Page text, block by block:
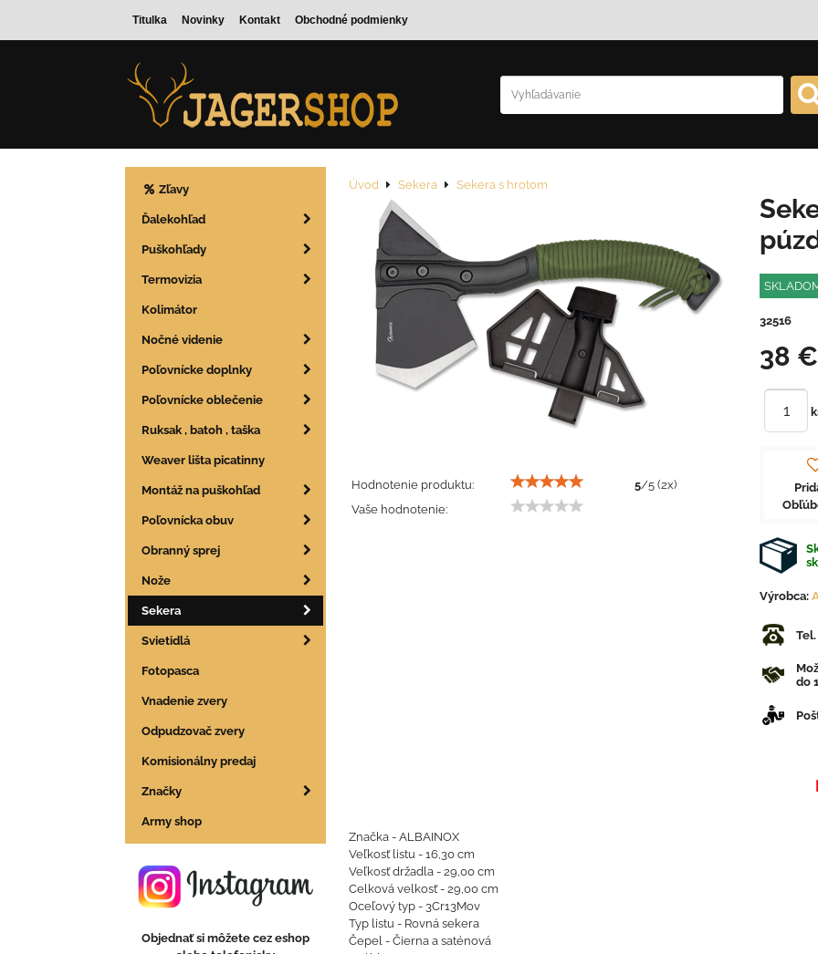
Titulka Novinky Kontakt Obchodné podmienky
Úvod Sekera Sekera s hrotom
Hodnotenie produktu: 5/5 (2x)
Vaše hodnotenie:
32516
38 €
Výrobca:
do
Značka - ALBAINOX
Veľkosť listu - 16,30 cm
Veľkosť držadla - 29,00 cm
Celková velkosť - 29,00 cm
Oceľový typ - 3Cr13Mov
Typ listu - Rovná sekera
Čepel - Čierna a saténová
Zľavy
Ďalekohľad
Puškohľady
Termovizia
Kolimátor
Nočné videnie
Poľovnícke doplnky
Poľovnícke oblečenie
Ruksak , batoh , taška
Weaver lišta picatinny
Montáž na puškohľad
Poľovnícka obuv
Obranný sprej
Nože
Sekera
Svietidlá
Fotopasca
Vnadenie zvery
Odpudzovač zvery
Komisionálny predaj
Značky
Army shop
Objednať si môžete cez eshop